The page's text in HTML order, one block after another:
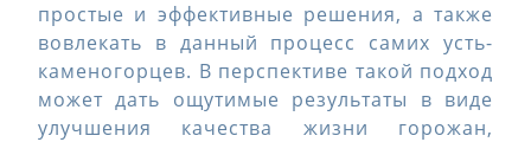
простые и эффективные решения, а также
вовлекать в данный процесс самих усть-
каменогорцев. В перспективе такой подход
может дать ощутимые результаты в виде
улучшения качества жизни горожан,